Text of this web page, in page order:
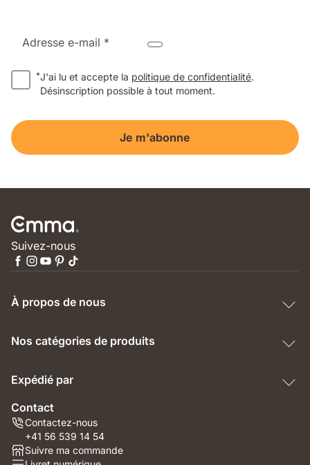
Adresse e-mail *
*J'ai lu et accepte la politique de confidentialité.
Désinscription possible à tout moment.
Je m'abonne
Suivez-nous
À propos de nous
Nos catégories de produits
Expédié par
Contact
Contactez-nous
+41 56 539 14 54
Suivre ma commande